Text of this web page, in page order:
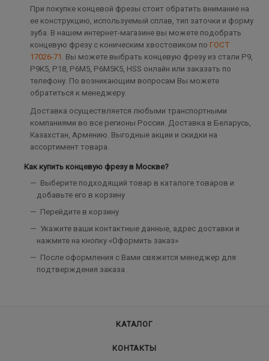
При покупке концевой фрезы стоит обратить внимание на
ее конструкцию, используемый сплав, тип заточки и форму
зуба. В нашем интернет-магазине вы можете подобрать
концевую фрезу с коническим хвостовиком по ГОСТ
17026-71 . Вы можете выбрать концевую фрезу из стали Р9,
Р9К5, Р18, Р6М5, Р6М5К5, HSS онлайн или заказать по
телефону. По возникающим вопросам Вы можете
обратиться к менеджеру.
Доставка осуществляется любыми транспортными
компаниями во все регионы России. Доставка в Беларусь,
Казахстан, Армению. Выгодные акции и скидки на
ассортимент товара.
Как купить концевую фрезу в Москве?
Выберите подходящий товар в каталоге товаров и
добавьте его в корзину
Перейдите в корзину
Укажите ваши контактные данные, адрес доставки и
нажмите на кнопку «Оформить заказ»
После оформления с Вами свяжется менеджер для
подтверждения заказа
КАТАЛОГ
КОНТАКТЫ